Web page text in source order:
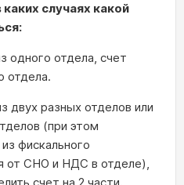
случаях какой
одного отдела, счет
отдела.
двух разных отделов или
(при этом
фискального
от СНО и НДС в отделе),